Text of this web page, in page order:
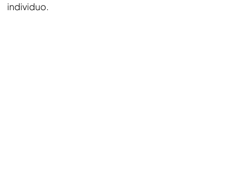
individuo.